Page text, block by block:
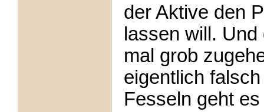
der Aktive den
lassen will.
mal grob
eigentlich
Fesseln geht